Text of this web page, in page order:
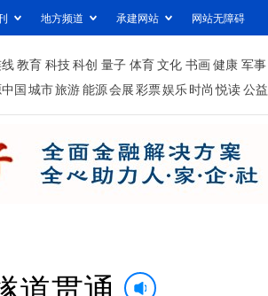
地方频道 承建网站 网站无障碍
教育 科技科创 量子 体育文化 书画健康 军事
国城市旅游能源会展彩票娱乐时尚 悦读公益